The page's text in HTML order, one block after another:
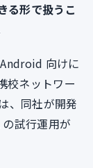
る形で扱うこ
向けに
校ネットワー
、同社が開発
の試行運用が